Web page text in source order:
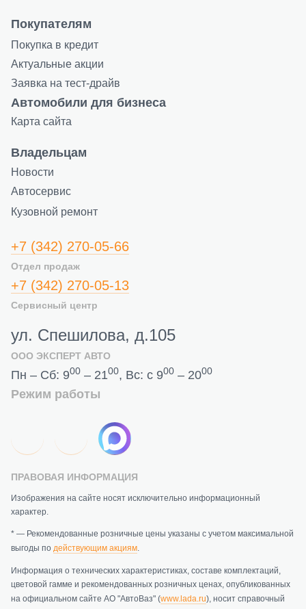
Покупателям
Покупка в кредит
Актуальные акции
Заявка на тест-драйв
Автомобили для бизнеса
Карта сайта
Владельцам
Новости
Автосервис
Кузовной ремонт
+7 (342) 270-05-66
Отдел продаж
+7 (342) 270-05-13
Сервисный центр
ул. Спешилова, д.105
ООО ЭКСПЕРТ АВТО
Пн – Сб: 900 – 2100, Вс: с 900 – 2000
Режим работы
ПРАВОВАЯ ИНФОРМАЦИЯ
Изображения на сайте носят исключительно информационный
характер.
* — Рекомендованные розничные цены указаны с учетом максимальной
выгоды по действующим акциям.
Информация о технических характеристиках, составе комплектаций,
цветовой гамме и рекомендованных розничных ценах, опубликованных
на официальном сайте АО "АвтоВаз" (www.lada.ru), носит справочный